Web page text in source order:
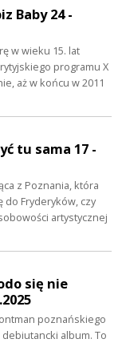
Baby 24 -
w wieku 15. lat
programu X
aż w końcu w 2011
tu sama 17 -
z Poznania, która
do Fryderyków, czy
artystycznej
się nie
poznańskiego
debiutancki album. To